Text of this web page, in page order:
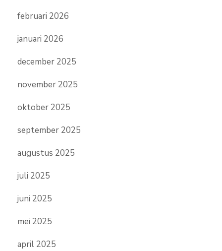
februari 2026
januari 2026
december 2025
november 2025
oktober 2025
september 2025
augustus 2025
juli 2025
juni 2025
mei 2025
april 2025